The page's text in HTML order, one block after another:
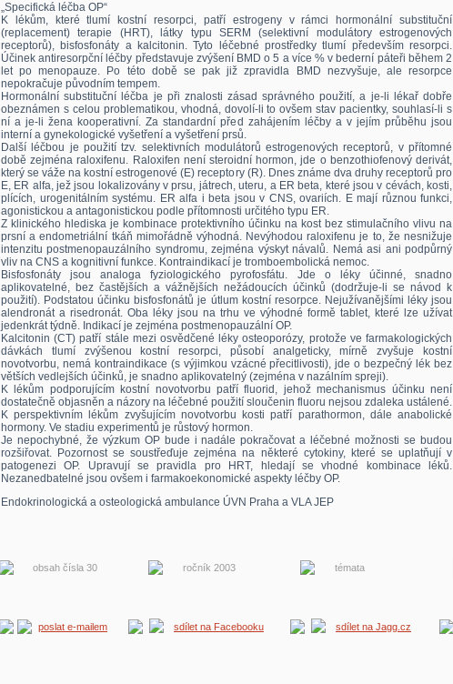
„Specifická léčba OP“
K lékům, které tlumí kostní resorpci, patří estrogeny v rámci hormonální substituční
(replacement) terapie (HRT), látky typu SERM (selektivní modulátory estrogenových
receptorů), bisfosfonáty a kalcitonin. Tyto léčebné prostředky tlumí především resorpci.
Účinek antiresorpční léčby představuje zvýšení BMD o 5 a více % v bederní páteři během 2
let po menopauze. Po této době se pak již zpravidla BMD nezvyšuje, ale resorpce
nepokračuje původním tempem.
Hormonální substituční léčba je při znalosti zásad správného použití, a je-li lékař dobře
obeznámen s celou problematikou, vhodná, dovolí-li to ovšem stav pacientky, souhlasí-li s
ní a je-li žena kooperativní. Za standardní před zahájením léčby a v jejím průběhu jsou
interní a gynekologické vyšetření a vyšetření prsů.
Další léčbou je použití tzv. selektivních modulátorů estrogenových receptorů, v přítomné
době zejména raloxifenu. Raloxifen není steroidní hormon, jde o benzothiofenový derivát,
který se váže na kostní estrogenové (E) receptory (R). Dnes známe dva druhy receptorů pro
E, ER alfa, jež jsou lokalizovány v prsu, játrech, uteru, a ER beta, které jsou v cévách, kosti,
plících, urogenitálním systému. ER alfa i beta jsou v CNS, ovariích. E mají různou funkci,
agonistickou a antagonistickou podle přítomnosti určitého typu ER.
Z klinického hlediska je kombinace protektivního účinku na kost bez stimulačního vlivu na
prsní a endometriální tkáň mimořádně výhodná. Nevýhodou raloxifenu je to, že nesnižuje
intenzitu postmenopauzálního syndromu, zejména výskyt návalů. Nemá asi ani podpůrný
vliv na CNS a kognitivní funkce. Kontraindikací je tromboembolická nemoc.
Bisfosfonáty jsou analoga fyziologického pyrofosfátu. Jde o léky účinné, snadno
aplikovatelné, bez častějších a vážnějších nežádoucích účinků (dodržuje-li se návod k
použití). Podstatou účinku bisfosfonátů je útlum kostní resorpce. Nejužívanějšími léky jsou
alendronát a risedronát. Oba léky jsou na trhu ve výhodné formě tablet, které lze užívat
jedenkrát týdně. Indikací je zejména postmenopauzální OP.
Kalcitonin (CT) patří stále mezi osvědčené léky osteoporózy, protože ve farmakologických
dávkách tlumí zvýšenou kostní resorpci, působí analgeticky, mírně zvyšuje kostní
novotvorbu, nemá kontraindikace (s výjimkou vzácné přecitlivosti), jde o bezpečný lék bez
větších vedlejších účinků, je snadno aplikovatelný (zejména v nazálním spreji).
K lékům podporujícím kostní novotvorbu patří fluorid, jehož mechanismus účinku není
dostatečně objasněn a názory na léčebné použití sloučenin fluoru nejsou zdaleka ustálené.
K perspektivním lékům zvyšujícím novotvorbu kosti patří parathormon, dále anabolické
hormony. Ve stadiu experimentů je růstový hormon.
Je nepochybné, že výzkum OP bude i nadále pokračovat a léčebné možnosti se budou
rozšiřovat. Pozornost se soustřeďuje zejména na některé cytokiny, které se uplatňují v
patogenezi OP. Upravují se pravidla pro HRT, hledají se vhodné kombinace léků.
Nezanedbatelné jsou ovšem i farmakoekonomické aspekty léčby OP.
Endokrinologická a osteologická ambulance ÚVN Praha a VLA JEP
obsah čísla 30 ročník 2003 témata
poslat e-mailem sdílet na Facebooku sdílet na Jagg.cz